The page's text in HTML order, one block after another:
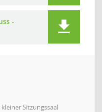
-
Sitzungssaal